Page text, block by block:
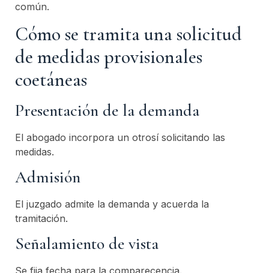
común.
Cómo se tramita una solicitud
de medidas provisionales
coetáneas
Presentación de la demanda
El abogado incorpora un otrosí solicitando las
medidas.
Admisión
El juzgado admite la demanda y acuerda la
tramitación.
Señalamiento de vista